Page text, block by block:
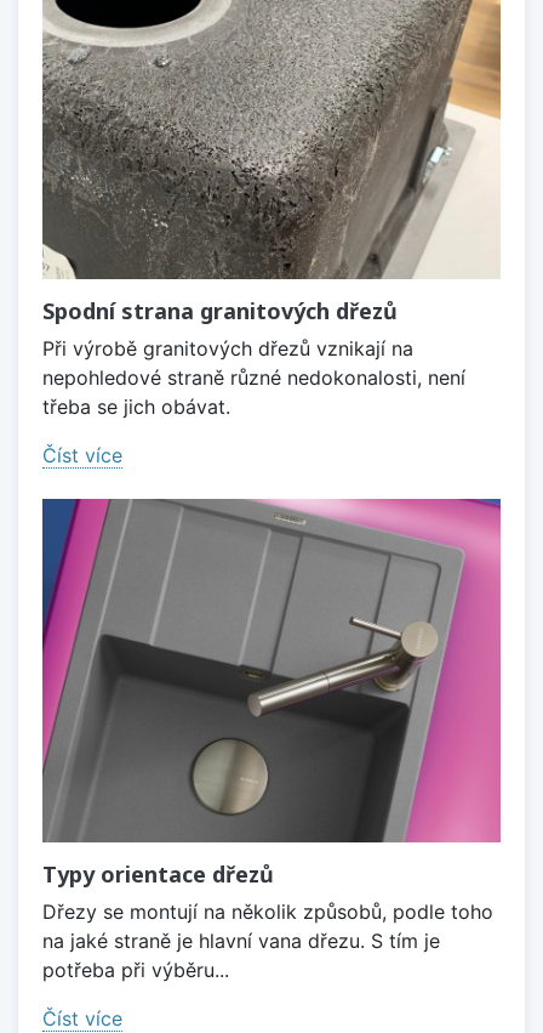
Spodní strana granitových dřezů
Při výrobě granitových dřezů vznikají na
nepohledové straně různé nedokonalosti, není
třeba se jich obávat.
Číst více
Typy orientace dřezů
Dřezy se montují na několik způsobů, podle toho
na jaké straně je hlavní vana dřezu. S tím je
potřeba při výběru...
Číst více